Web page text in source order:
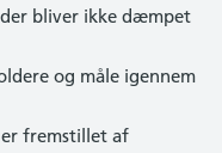
bliver ikke dæmpet
og måle igennem
fremstillet af